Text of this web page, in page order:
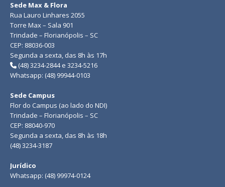
Sede Max & Flora
Rua Lauro Linhares 2055
Torre Max – Sala 901
Trindade – Florianópolis – SC
CEP: 88036-003
Segunda a sexta, das 8h às 17h
(48) 3234-2844 e 3234-5216
Whatsapp: (48) 99944-0103
Sede Campus
Flor do Campus (ao lado do NDI)
Trindade – Florianópolis – SC
CEP: 88040-970
Segunda a sexta, das 8h às 18h
(48) 3234-3187
Jurídico
Whatsapp: (48) 99974-0124